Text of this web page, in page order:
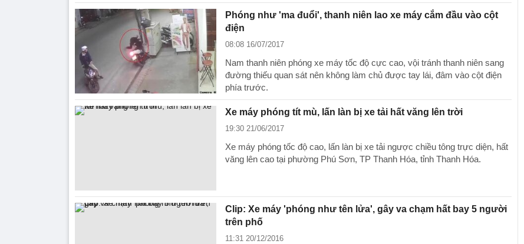
Phóng như 'ma đuổi', thanh niên lao xe máy cắm đầu vào cột
điện
08:08 16/07/2017
Nam thanh niên phóng xe máy tốc độ cực cao, vội tránh thanh niên sang
đường thiếu quan sát nên không làm chủ được tay lái, đâm vào cột điện
phía trước.
Xe máy phóng tít mù, lấn làn bị xe tải hất văng lên trời
19:30 21/06/2017
Xe máy phóng tốc độ cao, lấn làn bị xe tải ngược chiều tông trực diện, hất
văng lên cao tại phường Phú Sơn, TP Thanh Hóa, tỉnh Thanh Hóa.
Clip: Xe máy 'phóng như tên lửa', gây va chạm hất bay 5 người
trên phố
11:31 20/12/2016